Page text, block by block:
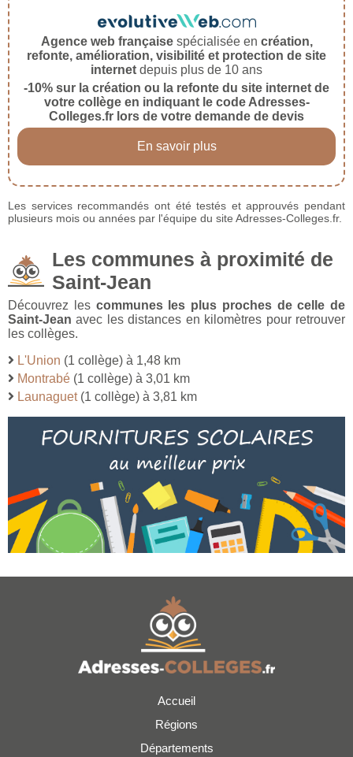
Agence web françaisespécialisée en création,
refonte, amélioration, visibilité et protection de site
internet depuis plus de 10 ans
-10% sur la création ou la refonte du site internet de
votre collège en indiquant le code Adresses-
Colleges.fr lors de votre demande de devis
En savoir plus
Les services recommandés ont été testés et approuvés pendant
plusieurs mois ou années par l'équipe du site Adresses-Colleges.fr.
Les communes à proximité de
Saint-Jean
Découvrez les communes les plus proches de celle de
Saint-Jean avec les distances en kilomètres pour retrouver
les collèges.
L'Union (1 collège) à 1,48 km
Montrabé (1 collège) à 3,01 km
Launaguet(1 collège) à 3,81 km
Accueil
Régions
Départements